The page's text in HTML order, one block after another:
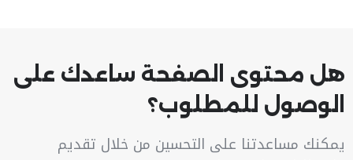
هل محتوى الصفحة ساعدك على
الوصول للمطلوب؟
يمكنك مساعدتنا على التحسين من خلال تقديم